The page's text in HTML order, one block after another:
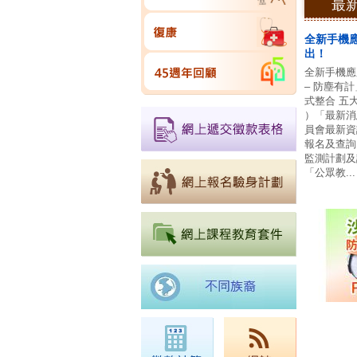
最
全新手機
出！
全新手機
– 防塵有
式整合 五
）「最新
員會最新
報名及查
監測計劃
「公眾教...